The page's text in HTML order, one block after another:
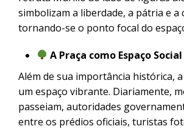
simbolizam a liberdade, a pátria e a
tornando-se o ponto focal do
A Praça como Espaço
Além de sua importância histórica,
um espaço vibrante. Diariamente,
passeiam, autoridades
entre os prédios oficiais, turistas